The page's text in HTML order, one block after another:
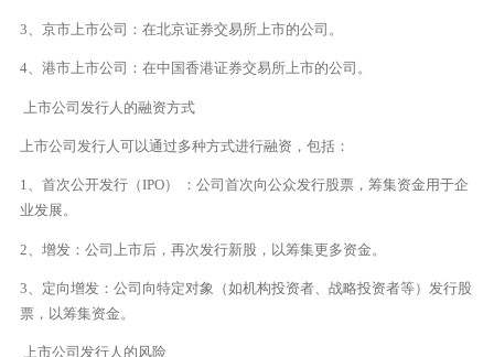
3、京市上市公司：在北京证券交易所上市的公司。
4、港市上市公司：在中国香港证券交易所上市的公司。
上市公司发行人的融资方式
上市公司发行人可以通过多种方式进行融资，包括：
1、首次公开发行（IPO） ：公司首次向公众发行股票，筹集资金用于企
业发展。
2、增发：公司上市后，再次发行新股，以筹集更多资金。
3、定向增发：公司向特定对象（如机构投资者、战略投资者等）发行股
票，以筹集资金。
上市公司发行人的风险